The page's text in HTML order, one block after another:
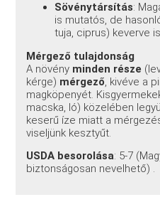
Sövénytársítás:
is mutatós, de
tuja, ciprus) keverve
Mérgező tulajdonság
A növény minden része
kérge) mérgező, kivéve a
magköpenyét.
macska, ló) közelében
keserű íze miatt a
viseljünk kesztyűt.
USDA besorolása: 5-7
biztonságosan nevelhető) .